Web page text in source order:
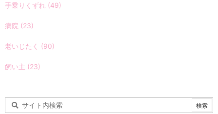
手乗りくずれ (49)
病院 (23)
老いじたく (90)
飼い主 (23)